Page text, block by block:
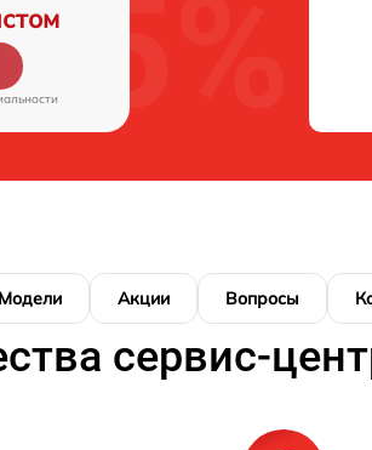
Модели Акции Вопросы
сервис-